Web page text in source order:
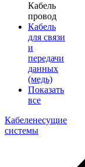
Кабель
провод
Кабель
для связи
и
передачи
данных
(медь)
Показать
все
Кабеленесущие
системы